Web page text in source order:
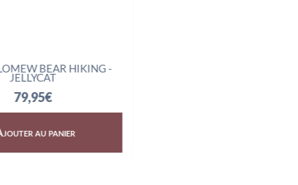
BEAR HIKING -
JELLYCAT
79,95€
au panier